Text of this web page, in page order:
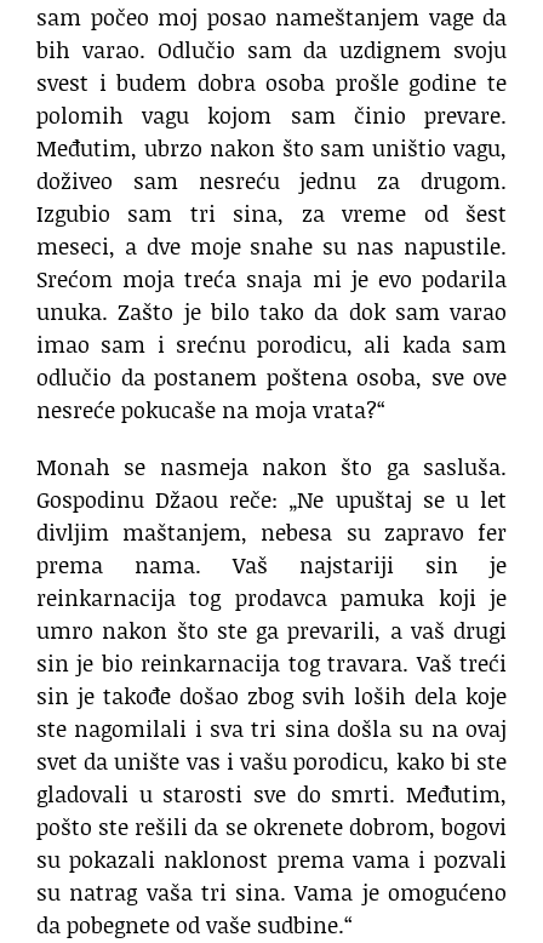
sam počeo moj posao nameštanjem vage da
bih varao. Odlučio sam da uzdignem svoju
svest i budem dobra osoba prošle godine te
polomih vagu kojom sam činio prevare.
Međutim, ubrzo nakon što sam uništio vagu,
doživeo sam nesreću jednu za drugom.
Izgubio sam tri sina, za vreme od šest
meseci, a dve moje snahe su nas napustile.
Srećom moja treća snaja mi je evo podarila
unuka. Zašto je bilo tako da dok sam varao
imao sam i srećnu porodicu, ali kada sam
odlučio da postanem poštena osoba, sve ove
nesreće pokucaše na moja vrata?“
Monah se nasmeja nakon što ga sasluša.
Gospodinu Džaou reče: „Ne upuštaj se u let
divljim maštanjem, nebesa su zapravo fer
prema nama. Vaš najstariji sin je
reinkarnacija tog prodavca pamuka koji je
umro nakon što ste ga prevarili, a vaš drugi
sin je bio reinkarnacija tog travara. Vaš treći
sin je takođe došao zbog svih loših dela koje
ste nagomilali i sva tri sina došla su na ovaj
svet da unište vas i vašu porodicu, kako bi ste
gladovali u starosti sve do smrti. Međutim,
pošto ste rešili da se okrenete dobrom, bogovi
su pokazali naklonost prema vama i pozvali
su natrag vaša tri sina. Vama je omogućeno
da pobegnete od vaše sudbine.“